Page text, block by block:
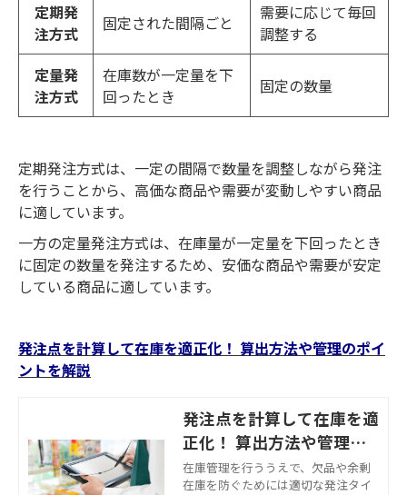
定期発
注方式
固定された間隔ごと
需要に応じて毎回
調整する
定量発
注方式
在庫数が一定量を下
回ったとき
固定の数量
定期発注方式は、一定の間隔で数量を調整しながら発注
を行うことから、高価な商品や需要が変動しやすい商品
に適しています。
一方の定量発注方式は、在庫量が一定量を下回ったとき
に固定の数量を発注するため、安価な商品や需要が安定
している商品に適しています。
発注点を計算して在庫を適正化！ 算出方法や管理のポイ
ントを解説
発注点を計算して在庫を適
正化！ 算出方法や管理の
ポイントを解説
在庫管理を行ううえで、欠品や余剰
在庫を防ぐためには適切な発注タイ